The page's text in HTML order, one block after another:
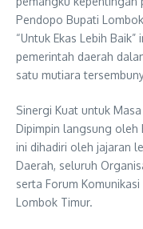
Pendopo Bupati
“Untuk Ekas Lebih
pemerintah daerah
satu mutiara
Sinergi Kuat untuk Masa
Dipimpin langsung oleh
ini dihadiri oleh jajaran
Daerah, seluruh
serta Forum
Lombok Timur.